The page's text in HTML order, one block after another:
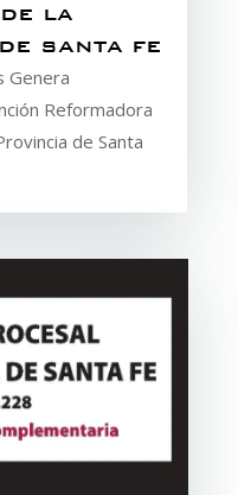
LA
SANTA FE
Genera
Reformadora
de Santa